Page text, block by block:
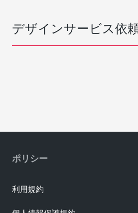
デザインサービス依
ポリシー
利用規約